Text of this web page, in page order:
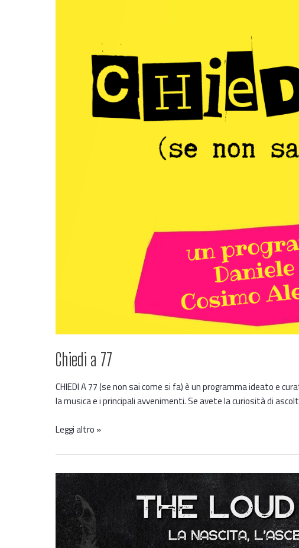
Chiedi a 77
CHIEDI A 77 (se non sai come si fa) è un programma ideato e
la musica e i principali avvenimenti. Se avete la curiosità di
Leggi altro »